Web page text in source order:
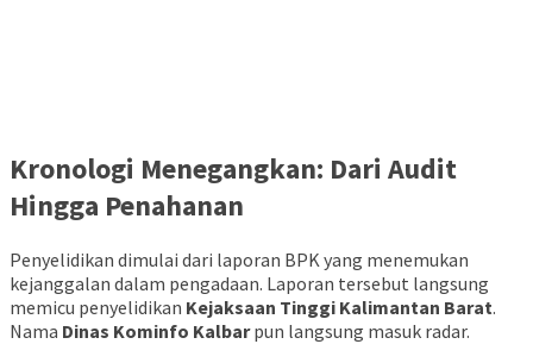
Kronologi Menegangkan: Dari Audit
Hingga Penahanan
Penyelidikan dimulai dari laporan BPK yang menemukan
kejanggalan dalam pengadaan. Laporan tersebut langsung
memicu penyelidikan Kejaksaan Tinggi Kalimantan Barat.
Nama Dinas Kominfo Kalbarpun langsung masuk radar.